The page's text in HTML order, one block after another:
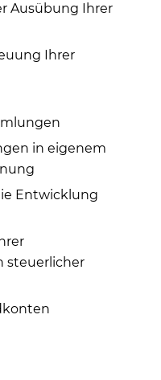
Ausübung Ihrer
Ihrer
in eigenem
Entwicklung
steuerlicher